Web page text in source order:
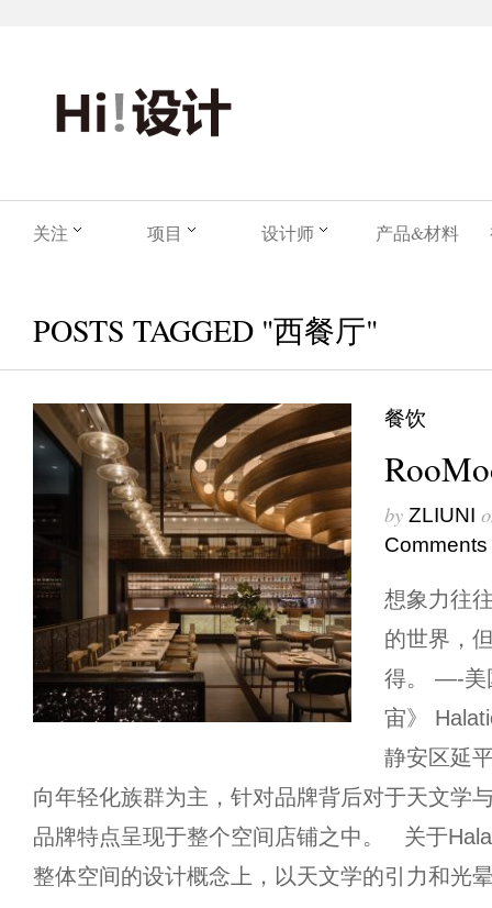
关注 项目 设计师 产品&材料
POSTS TAGGED "西餐厅"
餐饮
by ZLIUNI
Comments
想象力往
的世界，
得。 —-美
宙》
静安区延
向年轻化族群为主，针对品牌背后对于天文学
品牌特点呈现于整个空间店铺之中。 关于
整体空间的设计概念上，以天文学的引力和光